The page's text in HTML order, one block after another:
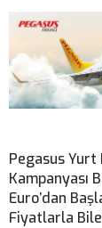
Pegasus Yurt
Kampanyası
Euro’dan
Fiyatlarla